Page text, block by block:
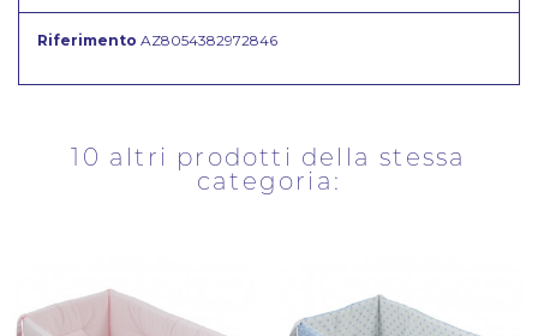
Riferimento AZ8054382972846
10 altri prodotti della stessa
categoria: